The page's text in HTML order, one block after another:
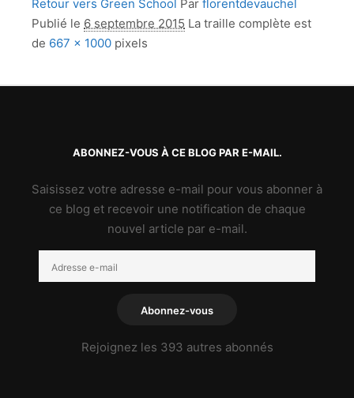
Retour vers Green School Par florentdevauchel
Publié le 6 septembre 2015 La traille complète est
de 667 × 1000 pixels
ABONNEZ-VOUS À CE BLOG PAR E-MAIL.
Saisissez votre adresse e-mail pour vous abonner à
ce blog et recevoir une notification de chaque
nouvel article par e-mail.
e-
Abonnez-vous
Rejoignez les 393 autres abonnés